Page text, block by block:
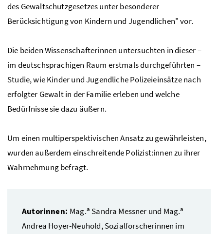
des Gewaltschutzgesetzes unter besonderer
Berücksichtigung von Kindern und Jugendlichen" vor.
Die beiden Wissenschafterinnen untersuchten in dieser –
im deutschsprachigen Raum erstmals durchgeführten –
Studie, wie Kinder und Jugendliche Polizeieinsätze nach
erfolgter Gewalt in der Familie erleben und welche
Bedürfnisse sie dazu äußern.
Um einen multiperspektivischen Ansatz zu gewährleisten,
wurden außerdem einschreitende Polizist:innen zu ihrer
Wahrnehmung befragt.
Autorinnen: Mag.a Sandra Messner und Mag.a
Andrea Hoyer-Neuhold, Sozialforscherinnen im